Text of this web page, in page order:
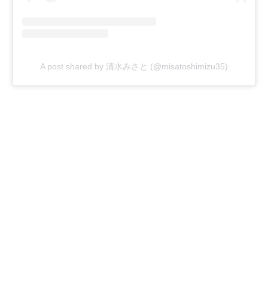
A post shared by 清水みさと (@misatoshimizu35)